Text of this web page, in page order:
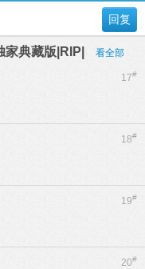
回复
典藏版|RIP| 看全部
17#
18#
19#
20#